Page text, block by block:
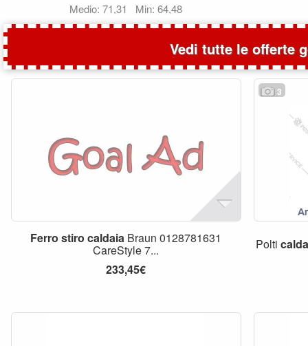
Medio: 71,31 Min: 64,48
Vedi tutte le offerte
Ferro stiro caldaia Braun 0128781631
CareStyle 7...
233,45€
3
Polti